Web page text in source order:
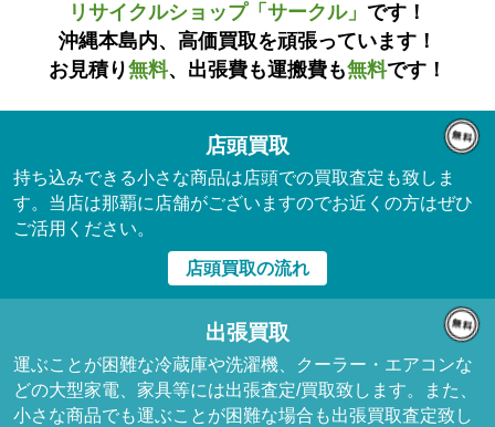
リサイクルショップ「サークル」 です！
沖縄本島内、高価買取を頑張っています！
お見積り無料、出張費も運搬費も無料です！
店頭買取
持ち込みできる小さな商品は店頭での買取査定も致しま
す。当店は那覇に店舗がございますのでお近くの方はぜひ
ご活用ください。
店頭買取の流れ
出張買取
運ぶことが困難な冷蔵庫や洗濯機、クーラー・エアコンな
どの大型家電、家具等には出張査定/買取致します。また、
小さな商品でも運ぶことが困難な場合も出張買取査定致し